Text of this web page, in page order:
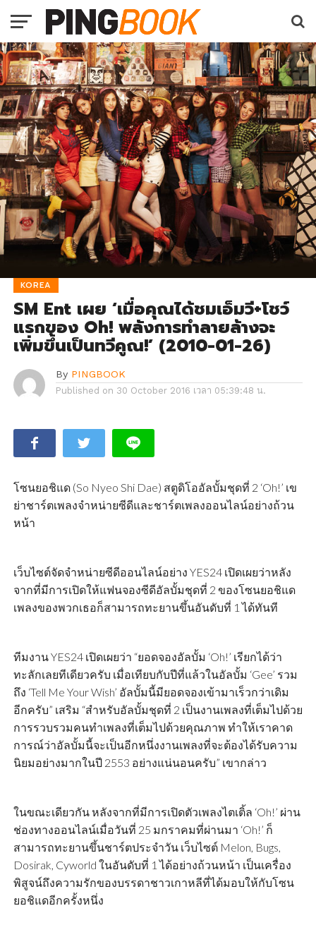
KOREA
SM Ent เผย ‘เมื่อคุณได้ชมเอ็มวี+โชว์
แรกของ Oh! พลังการทำลายล้างจะ
เพิ่มขึ้นเป็นทวีคูณ!’ (2010-01-26)
By PINGBOOK
Published on 30 October 2016 เวลา 05:39:48 น.
โซนยอชิแด (So Nyeo Shi Dae) สตูดิโออัลบั้มชุดที่ 2 ‘Oh!’ เข
ย่าชาร์ตเพลงจำหน่ายซีดีและชาร์ตเพลงออนไลน์อย่างถ้วน
หน้า
เว็บไซต์จัดจำหน่ายซีดีออนไลน์อย่าง YES24 เปิดเผยว่าหลัง
จากที่มีการเปิดให้แฟนจองซีดีอัลบั้มชุดที่ 2 ของโซนยอชิแด
เพลงของพวกเธอก็สามารถทะยานขึ้นอันดับที่ 1 ได้ทันที
ทีมงาน YES24 เปิดเผยว่า “ยอดจองอัลบั้ม ‘Oh!’ เรียกได้ว่า
ทะลักเลยทีเดียวครับ เมื่อเทียบกับปีที่แล้วในอัลบั้ม ‘Gee’ รวม
ถึง ‘Tell Me Your Wish’ อัลบั้มนี้มียอดจองเข้ามาเร็วกว่าเดิม
อีกครับ” เสริม “สำหรับอัลบั้มชุดที่ 2 เป็นงานเพลงที่เต็มไปด้วย
การรวบรวมคนทำเพลงที่เต็มไปด้วยคุณภาพ ทำให้เราคาด
การณ์ว่าอัลบั้มนี้จะเป็นอีกหนึ่งงานเพลงที่จะต้องได้รับความ
นิยมอย่างมากในปี 2553 อย่างแน่นอนครับ” เขากล่าว
ในขณะเดียวกัน หลังจากที่มีการเปิดตัวเพลงไตเติ้ล ‘Oh!’ ผ่าน
ช่องทางออนไลน์เมื่อวันที่ 25 มกราคมที่ผ่านมา ‘Oh!’ ก็
สามารถทะยานขึ้นชาร์ตประจำวัน เว็บไซต์ Melon, Bugs,
Dosirak, Cyworld ในอันดับที่ 1 ได้อย่างถ้วนหน้า เป็นเครื่อง
พิสูจน์ถึงความรักของบรรดาชาวเกาหลีที่ได้มอบให้กับโซน
ยอชิแดอีกครั้งหนึ่ง